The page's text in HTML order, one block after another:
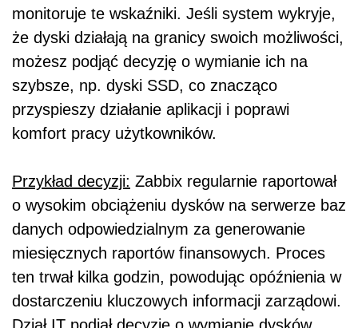
monitoruje te wskaźniki. Jeśli system wykryje,
że dyski działają na granicy swoich możliwości,
możesz podjąć decyzję o wymianie ich na
szybsze, np. dyski SSD, co znacząco
przyspieszy działanie aplikacji i poprawi
komfort pracy użytkowników.
Przykład decyzji: Zabbix regularnie raportował
o wysokim obciążeniu dysków na serwerze baz
danych odpowiedzialnym za generowanie
miesięcznych raportów finansowych. Proces
ten trwał kilka godzin, powodując opóźnienia w
dostarczeniu kluczowych informacji zarządowi.